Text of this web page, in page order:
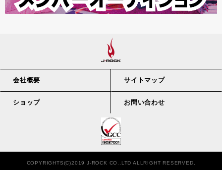
会社概要 サイトマップ
ショップ お問い合わせ
COPYRIGHTS(C)2019 J-ROCK CO.,LTD ALLRIGHT RESERVED.